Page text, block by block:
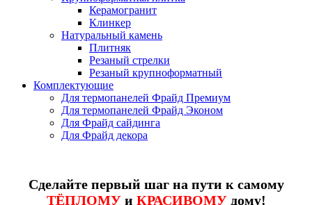
Керамогранит
Клинкер
Натуральный камень
Плитняк
Резаный стрелки
Резаный крупноформатный
Комплектующие
Для термопанелей Фрайд Премиум
Для термопанелей Фрайд Эконом
Для Фрайд сайдинга
Для Фрайд декора
Сделайте первый шаг на пути к самому
ТЁПЛОМУи КРАСИВОМУдому!